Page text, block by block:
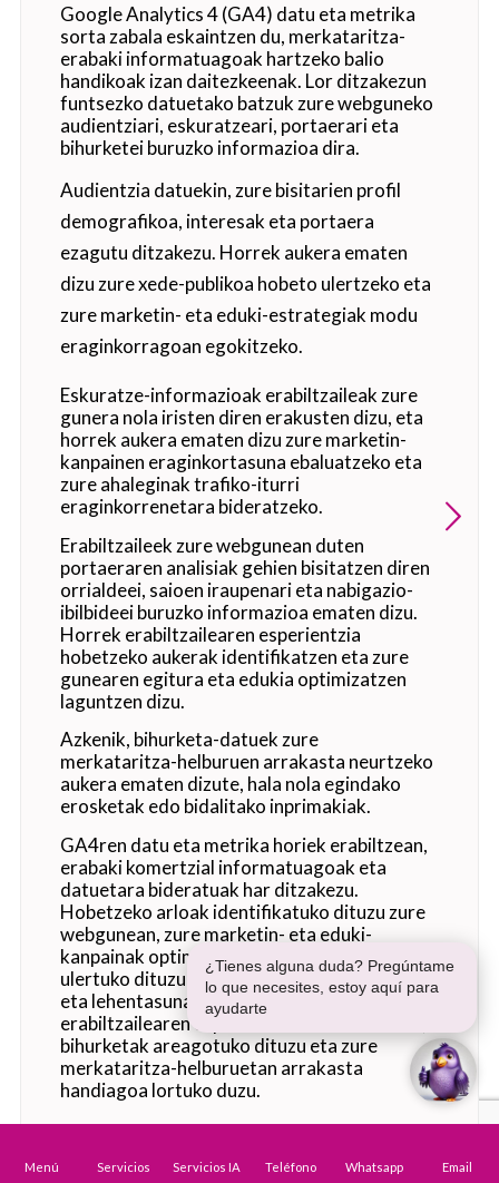
Google Analytics 4 (GA4) datu eta metrika
sorta zabala eskaintzen du, merkataritza-
erabaki informatuagoak hartzeko balio
handikoak izan daitezkeenak. Lor ditzakezun
funtsezko datuetako batzuk zure webguneko
audientziari, eskuratzeari, portaerari eta
bihurketei buruzko informazioa dira.
Audientzia datuekin, zure bisitarien profil
demografikoa, interesak eta portaera
ezagutu ditzakezu. Horrek aukera ematen
dizu zure xede-publikoa hobeto ulertzeko eta
zure marketin- eta eduki-estrategiak modu
eraginkorragoan egokitzeko.
Eskuratze-informazioak erabiltzaileak zure
gunera nola iristen diren erakusten dizu, eta
horrek aukera ematen dizu zure marketin-
kanpainen eraginkortasuna ebaluatzeko eta
zure ahaleginak trafiko-iturri
eraginkorrenetara bideratzeko.
Erabiltzaileek zure webgunean duten
portaeraren analisiak gehien bisitatzen diren
orrialdeei, saioen iraupenari eta nabigazio-
ibilbideei buruzko informazioa ematen dizu.
Horrek erabiltzailearen esperientzia
hobetzeko aukerak identifikatzen eta zure
gunearen egitura eta edukia optimizatzen
laguntzen dizu.
Azkenik, bihurketa-datuek zure
merkataritza-helburuen arrakasta neurtzeko
aukera ematen dizute, hala nola egindako
erosketak edo bidalitako inprimakiak.
GA4ren datu eta metrika horiek erabiltzean,
erabaki komertzial informatuagoak eta
datuetara bideratuak har ditzakezu.
Hobetzeko arloak identifikatuko dituzu zure
webgunean, zure marketin- eta eduki-
kanpainak optimizatuko dituzu, eta hobeto
ulertuko dituzu zure erabiltzaileen beharrak
eta lehentasunak. Horri esker,
erabiltzailearen esperientzia hobetuko duzu,
bihurketak areagotuko dituzu eta zure
merkataritza-helburuetan arrakasta
handiagoa lortuko duzu.
Menú Servicios Servicios IA Teléfono Whatsapp Email